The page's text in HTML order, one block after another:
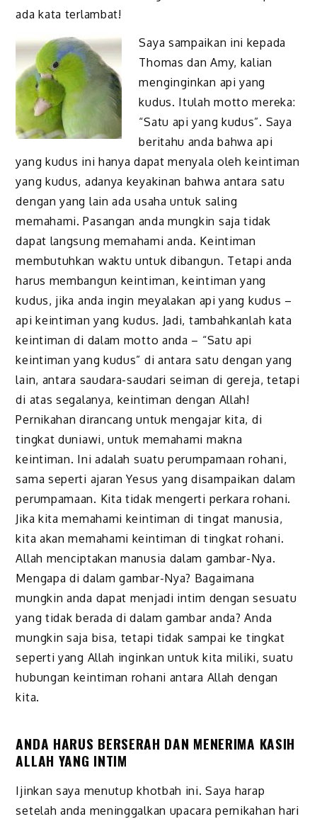
ada kata terlambat!
Saya sampaikan ini kepada
Thomas dan Amy, kalian
menginginkan api yang
kudus. Itulah motto mereka:
“Satu api yang kudus”. Saya
beritahu anda bahwa api
yang kudus ini hanya dapat menyala oleh keintiman
yang kudus, adanya keyakinan bahwa antara satu
dengan yang lain ada usaha untuk saling
memahami. Pasangan anda mungkin saja tidak
dapat langsung memahami anda. Keintiman
membutuhkan waktu untuk dibangun. Tetapi anda
harus membangun keintiman, keintiman yang
kudus, jika anda ingin meyalakan api yang kudus –
api keintiman yang kudus. Jadi, tambahkanlah kata
keintiman di dalam motto anda – “Satu api
keintiman yang kudus” di antara satu dengan yang
lain, antara saudara-saudari seiman di gereja, tetapi
di atas segalanya, keintiman dengan Allah!
Pernikahan dirancang untuk mengajar kita, di
tingkat duniawi, untuk memahami makna
keintiman. Ini adalah suatu perumpamaan rohani,
sama seperti ajaran Yesus yang disampaikan dalam
perumpamaan. Kita tidak mengerti perkara rohani.
Jika kita memahami keintiman di tingat manusia,
kita akan memahami keintiman di tingkat rohani.
Allah menciptakan manusia dalam gambar-Nya.
Mengapa di dalam gambar-Nya? Bagaimana
mungkin anda dapat menjadi intim dengan sesuatu
yang tidak berada di dalam gambar anda? Anda
mungkin saja bisa, tetapi tidak sampai ke tingkat
seperti yang Allah inginkan untuk kita miliki, suatu
hubungan keintiman rohani antara Allah dengan
kita.
ANDA HARUS BERSERAH DAN MENERIMA KASIH
ALLAH YANG INTIM
Ijinkan saya menutup khotbah ini. Saya harap
setelah anda meninggalkan upacara pernikahan hari